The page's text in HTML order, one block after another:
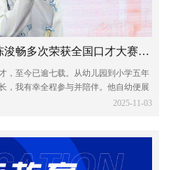
实力认证！小伦敦学员陈浚畅多次荣获全国口才大赛一等奖
，至今已逾七载。从幼儿园到小学五年
，我有幸全程参与并陪伴。他自幼便展
才艺术，对传统文化亦怀有浓厚兴趣。
2025-11-03